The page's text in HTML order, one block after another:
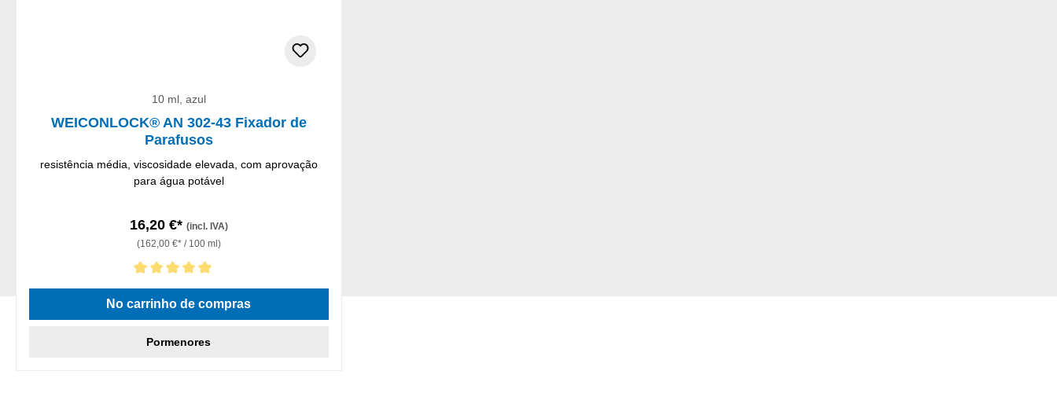
10 ml, azul
WEICONLOCK® AN 302-43 Fixador de
Parafusos
resistência média, viscosidade elevada, com aprovação
para água potável
16,20 €* (incl. IVA)
(162,00 €* / 100 ml)
Classificação média de 5 de 5 estrelas
No carrinho de compras
Pormenores